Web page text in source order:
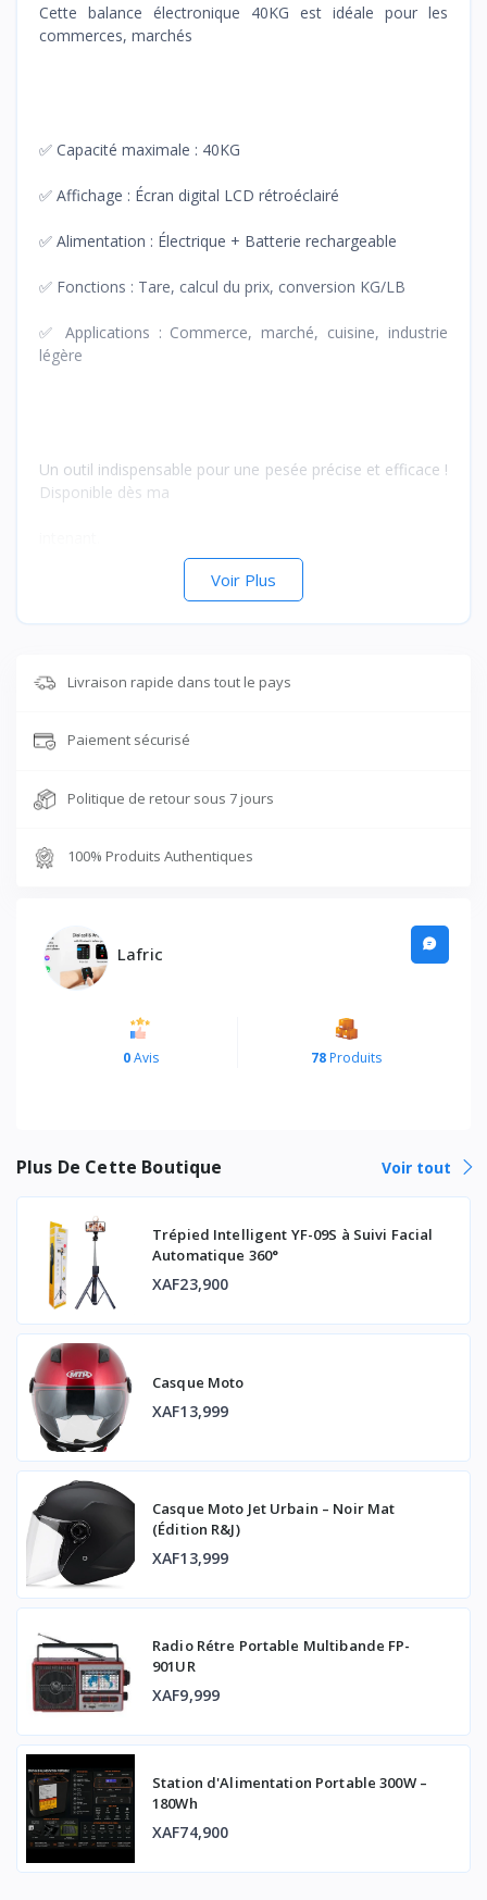
Cette balance électronique 40KG est idéale pour les
commerces, marchés
✅ Capacité maximale : 40KG
✅ Affichage : Écran digital LCD rétroéclairé
✅ Alimentation : Électrique + Batterie rechargeable
✅ Fonctions : Tare, calcul du prix, conversion KG/LB
✅ Applications : Commerce, marché, cuisine, industrie
légère
Un outil indispensable pour une pesée précise et efficace !
Disponible dès ma
Voir Plus
Livraison rapide dans tout le pays
Paiement sécurisé
Politique de retour sous 7 jours
100% Produits Authentiques
Lafric
0Avis 78 Produits
Plus De Cette Boutique Voir tout
Trépied Intelligent YF-09S à Suivi Facial
Automatique 360°
XAF23,900
Casque Moto
XAF13,999
Casque Moto Jet Urbain – Noir Mat
(Édition R&J)
XAF13,999
Radio Rétre Portable Multibande FP-
901UR
XAF9,999
Station d'Alimentation Portable 300W –
180Wh
XAF74,900